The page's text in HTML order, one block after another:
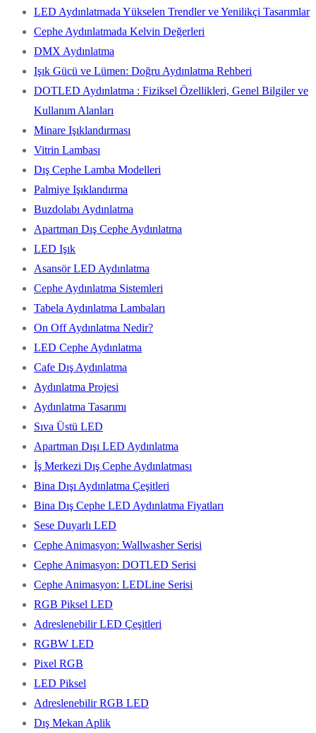
LED Aydınlatmada Yükselen Trendler ve Yenilikçi Tasarımlar
Cephe Aydınlatmada Kelvin Değerleri
DMX Aydınlatma
Işık Gücü ve Lümen: Doğru Aydınlatma Rehberi
DOTLED Aydınlatma : Fiziksel Özellikleri, Genel Bilgiler ve
Kullanım Alanları
Minare Işıklandırması
Vitrin Lambası
Dış Cephe Lamba Modelleri
Palmiye Işıklandırma
Buzdolabı Aydınlatma
Apartman Dış Cephe Aydınlatma
LED Işık
Asansör LED Aydınlatma
Cephe Aydınlatma Sistemleri
Tabela Aydınlatma Lambaları
On Off Aydınlatma Nedir?
LED Cephe Aydınlatma
Cafe Dış Aydınlatma
Aydınlatma Projesi
Aydınlatma Tasarımı
Sıva Üstü LED
Apartman Dışı LED Aydınlatma
İş Merkezi Dış Cephe Aydınlatması
Bina Dışı Aydınlatma Çeşitleri
Bina Dış Cephe LED Aydınlatma Fiyatları
Sese Duyarlı LED
Cephe Animasyon: Wallwasher Serisi
Cephe Animasyon: DOTLED Serisi
Cephe Animasyon: LEDLine Serisi
RGB Piksel LED
Adreslenebilir LED Çeşitleri
RGBW LED
Pixel RGB
LED Piksel
Adreslenebilir RGB LED
Dış Mekan Aplik